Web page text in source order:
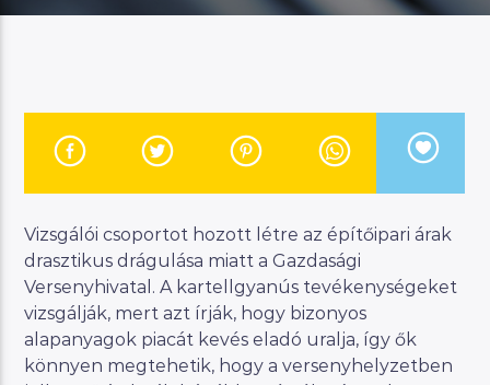
Manna FM
Vizsgálói csoportot hozott létre az építőipari árak
drasztikus drágulása miatt a Gazdasági
Versenyhivatal. A kartellgyanús tevékenységeket
vizsgálják, mert azt írják, hogy bizonyos
alapanyagok piacát kevés eladó uralja, így ők
könnyen megtehetik, hogy a versenyhelyzetben